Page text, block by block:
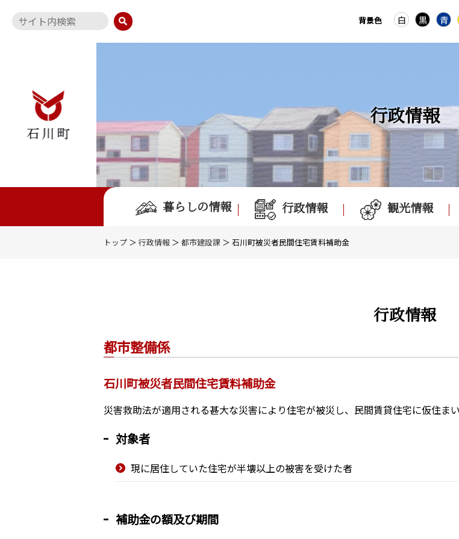
背景色 白 黒 青
行政情報
暮らしの情報 行政情報 観光情報
トップ ＞ 行政情報 ＞ 都市建設課 ＞ 石川町被災者民間住宅賃料補助金
行政情報
都市整備係
石川町被災者民間住宅賃料補助金
災害救助法が適用される甚大な災害により住宅が被災し、民間賃貸住宅に仮住ま
対象者
現に居住していた住宅が半壊以上の被害を受けた者
補助金の額及び期間